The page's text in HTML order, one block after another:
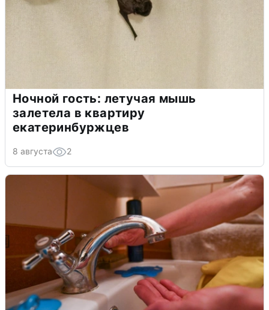
Ночной гость: летучая мышь
залетела в квартиру
екатеринбуржцев
8 августа 2